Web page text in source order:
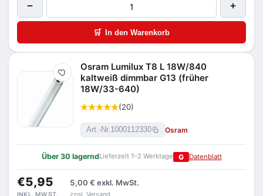
− +
🛒 In den Warenkorb
Merken
Osram Lumilux T8 L 18W/840
kaltweiß dimmbar G13 (früher
18W/33-640)
(20)
Art.-Nr.1000112330 Osram
Über 30 lagerndLieferzeit 1–2 Werktage G Datenblatt
€5,95 5,00 € exkl. MwSt.
zzgl. Versand